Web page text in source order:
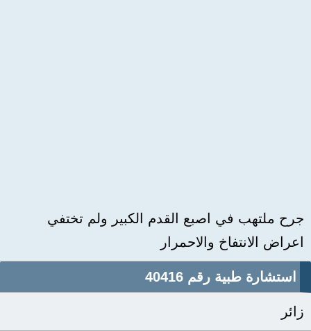
جرح ملتهب في اصبع القدم الكبير ولم تختفي
اعراض الانتفاخ والاحمرار
استشارة طبية رقم 40416
زائر